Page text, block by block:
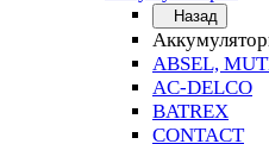
Назад
ABSEL,
AC-DELCO
BATREX
CONTACT